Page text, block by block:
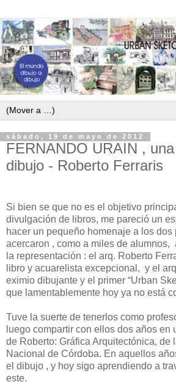
sábado, 19 de mayo de 2012
FERNANDO URAIN ,
dibujo - Roberto Ferraris
Si bien se que no es el objetivo
divulgación de libros, me pareció un
hacer un pequeño homenaje a los dos
acercaron , como a miles de alumnos,
la representación : el arq. Roberto
libro y acuarelista excepcional, y el
eximio dibujante y el primer “Urban
que lamentablemente hoy ya no está
Tuve la suerte de tenerlos como
luego compartir con ellos dos años en
de Roberto: Gráfica Arquitectónica, de
Nacional de Córdoba. En aquellos
el dibujo , y hoy sigo aprendiendo a
este.